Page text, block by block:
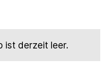
ist derzeit leer.